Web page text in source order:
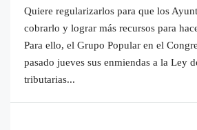
Quiere regularizarlos para que los
cobrarlo y lograr más recursos para
Para ello, el Grupo Popular en el
pasado jueves sus enmiendas a la Ley
tributarias...